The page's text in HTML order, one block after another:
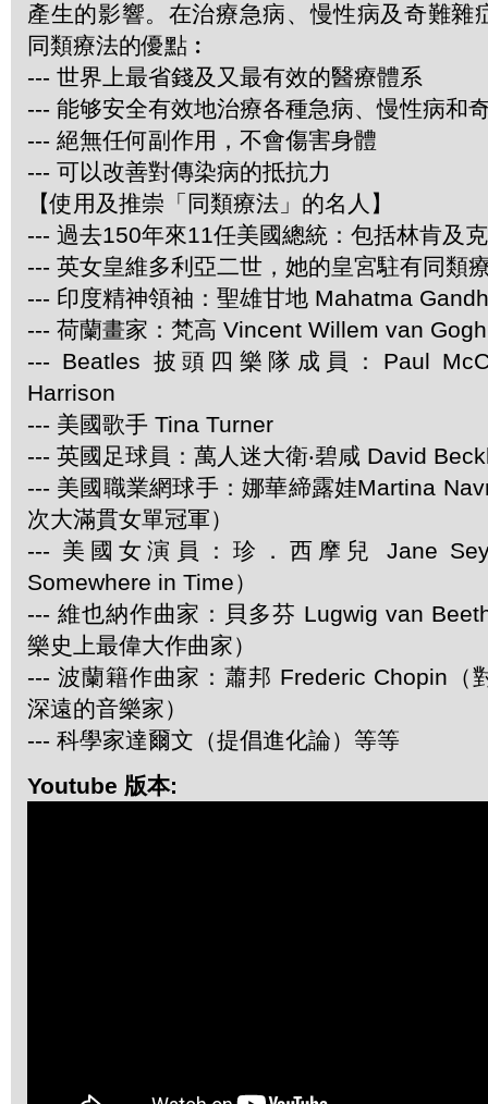
產生的影響。在治療急病、慢性病及奇難雜
同類療法的優點︰
--- 世界上最省錢及又最有效的醫療體系
--- 能够安全有效地治療各種急病、慢性病和
--- 絕無任何副作用，不會傷害身體
--- 可以改善對傳染病的抵抗力
【使用及推崇「同類療法」的名人】
--- 過去150年來11任美國總統：包括林肯及
--- 英女皇維多利亞二世，她的皇宮駐有同類
--- 印度精神領袖：聖雄甘地 Mahatma
--- 荷蘭畫家：梵高 Vincent Willem van Gogh
--- Beatles 披頭四樂隊成員：Paul
Harrison
--- 美國歌手 Tina Turner
--- 英國足球員：萬人迷大衛‧碧咸 David
--- 美國職業網球手：娜華締露娃Martina
次大滿貫女單冠軍）
--- 美國女演員：珍．西摩兒 Jane
Somewhere in Time）
--- 維也納作曲家：貝多芬 Lugwig van
樂史上最偉大作曲家）
--- 波蘭籍作曲家：蕭邦 Frederic Chopin（
深遠的音樂家）
--- 科學家達爾文（提倡進化論）等等
Youtube 版本: